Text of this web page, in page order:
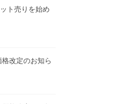
ト売りを始め
改定のお知ら